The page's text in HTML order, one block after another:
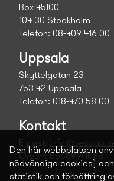
Box 45100
104 30 Stockholm
Telefon: 08-409 416 00
Uppsala
Skyttelgatan 23
753 42 Uppsala
Telefon: 018-470 58 00
Kontakt
E-post:
Org.nr: 556699-1088
Den här webbplatsen
nödvändiga cookies)
statistik och förbättring